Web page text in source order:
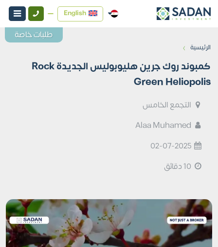
English
الرئيسية ›
كمبوند روك جرين هليوبوليس الجديدة Rock
Green Heliopolis
التجمع الخامس
02-07-2025
طلبات خاصة